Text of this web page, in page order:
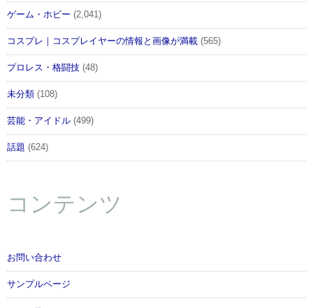
ゲーム・ホビー (2,041)
コスプレ｜コスプレイヤーの情報と画像が満載 (565)
プロレス・格闘技 (48)
未分類 (108)
芸能・アイドル (499)
話題 (624)
コンテンツ
お問い合わせ
サンプルページ